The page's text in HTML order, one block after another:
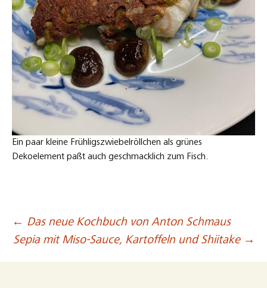
Ein paar kleine Frühligszwiebelröllchen als grünes
Dekoelement paßt auch geschmacklich zum Fisch.
Beitragsnavigation
← Das neue Kochbuch von Anton Schmaus
Sepia mit Miso-Sauce, Kartoffeln und Shiitake →